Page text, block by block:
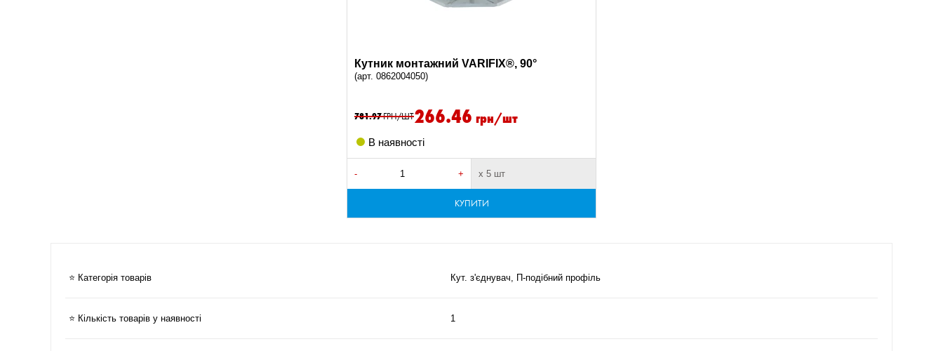
Кутник монтажний VARIFIX®, 90°
(арт. 0862004050)
781.97ГРН/ШТ266.46 грн/шт
В наявності
- + х 5 шт
КУПИТИ
⭐ Категорія товарів Кут. з'єднувач, П-подібний профіль
⭐ Кількість товарів у наявності 1